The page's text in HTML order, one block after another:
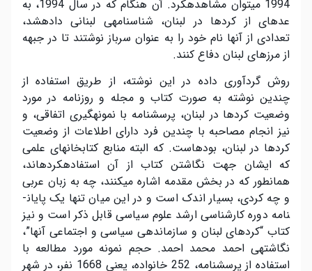
1994 می­توان مشاهده­کرد. آن هنگام که در سال 1994، به
عده­ای از کردها در لبنان، شناسنامه­ی لبنانی داده­شد،
تعدادی از آنها نام خود را به عنوان سرباز نوشتند تا در جبهه
از مرزهای لبنان دفاع کنند.
روش گردآوری داده در این نوشته، از طریق استفاده از
چندین نوشته به صورت کتاب و مجله و روزنامه در مورد
وضعیت کردها در لبنان، پرسشنامه با نمونه­گیری اتفاقی، و
نیز انجام مصاحبه با چندین فرد دارای اطلاعات از وضعیت
کردها در لبنان، بوده­است. که البته منابع کتابخانه­ای علمی
که ایشان جهت نگاشتن کتاب از آن استفاده­کرده­اند،
همانطور که در بخش مقدمه اشاره می­کنند، چه به زبان عربی
و چه کردی، بسیار اندک است و در این میان تنها یک پایان­
نامه دوره کارشناسی ارشد علوم سیاسی قابل ذکر است و نیز
کتاب “کردهای لبنان و سازماندهی سیاسی و اجتماعی آنها”،
نگاشته­ی احمد محمد احمد. حجم نمونه مورد مطالعه با
استفاده از پرسشنامه، 252 خانواده، یعنی 1668 نفر، در شهر